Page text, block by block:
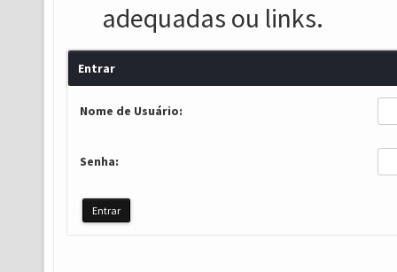
adequadas ou links.
Entrar
Nome de Usuário:
Senha: